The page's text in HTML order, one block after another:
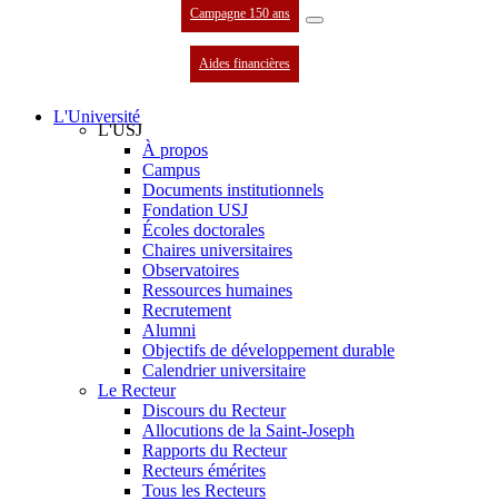
Campagne 150 ans
Aides financières
L'Université
L'USJ
À propos
Campus
Documents institutionnels
Fondation USJ
Écoles doctorales
Chaires universitaires
Observatoires
Ressources humaines
Recrutement
Alumni
Objectifs de développement durable
Calendrier universitaire
Le Recteur
Discours du Recteur
Allocutions de la Saint-Joseph
Rapports du Recteur
Recteurs émérites
Tous les Recteurs